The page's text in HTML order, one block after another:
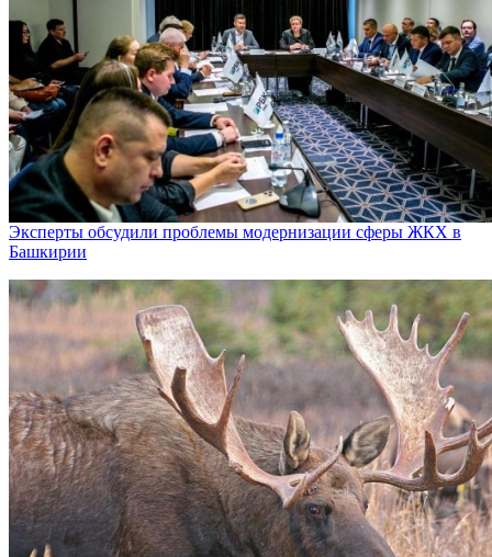
Эксперты обсудили проблемы модернизации сферы ЖКХ в
Башкирии